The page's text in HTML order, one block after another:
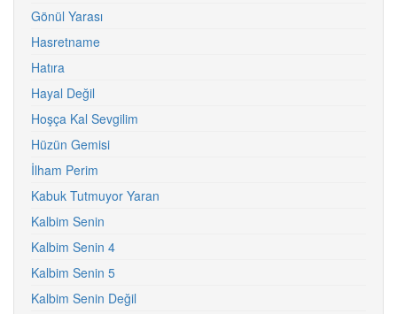
Gönül Yarası
Hasretname
Hatıra
Hayal Değil
Hoşça Kal Sevgilim
Hüzün Gemisi
İlham Perim
Kabuk Tutmuyor Yaran
Kalbim Senin
Kalbim Senin 4
Kalbim Senin 5
Kalbim Senin Değil